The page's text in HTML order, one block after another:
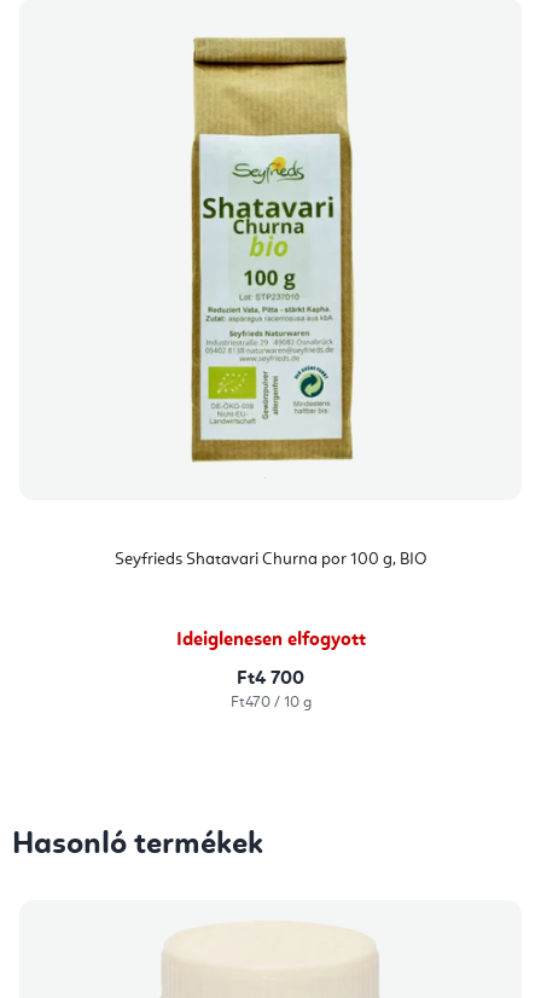
Seyfrieds Shatavari Churna por 100 g, BIO
Ideiglenesen elfogyott
Ft4 700
Egységár:
Ft470 / 10 g
Hasonló termékek